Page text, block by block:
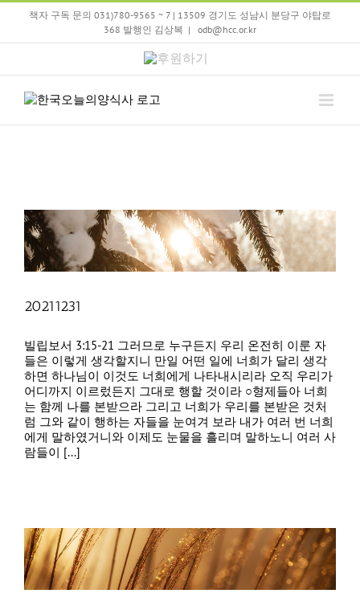
Skip
책자 구독 문의 031)780-9565 ~ 7 | 13509 경기도 성남시 분당구 야탑로
368 발행인 김상복 | odb@hcc.or.kr
후
기
20211231
빌립보서 3:15-21 그러므로 누구든지 우리 온전히 이룬 자
들은 이렇게 생각할지니 만일 어떤 일에 너희가 달리 생각
하면 하나님이 이것도 너희에게 나타내시리라 오직 우리가
어디까지 이르렀든지 그대로 행할 것이라 ○형제들아 너희
는 함께 나를 본받으라 그리고 너희가 우리를 본받은 것처
럼 그와 같이 행하는 자들을 눈여겨 보라 내가 여러 번 너희
에게 말하였거니와 이제도 눈물을 흘리며 말하노니 여러 사
람들이 [...]